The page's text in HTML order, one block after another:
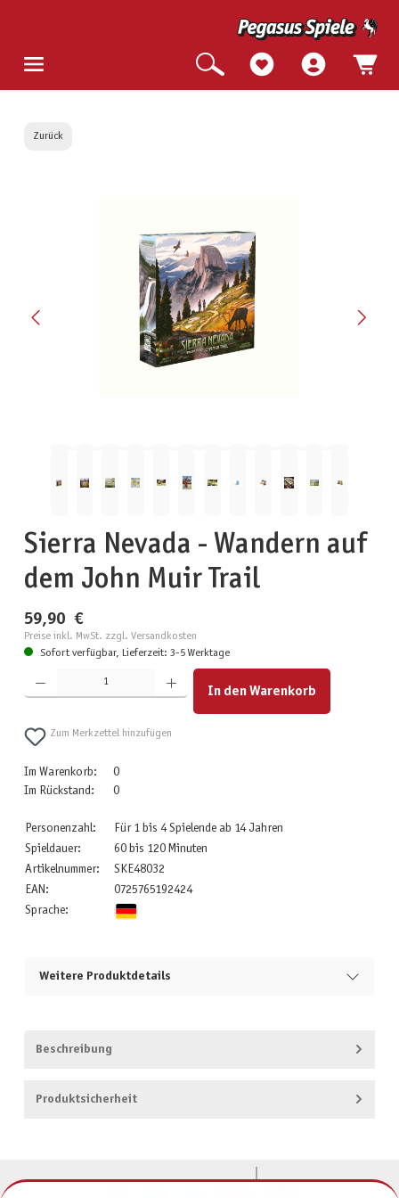
Zurück
Sierra Nevada - Wandern auf
dem John Muir Trail
59,90 €
Preise inkl. MwSt. zzgl. Versandkosten
Sofort verfügbar, Lieferzeit: 3-5 Werktage
Produkt Anzahl: Gib den gewünschten Wert ein oder benutze die Schaltflächen um die Anzahl zu
In den Warenkorb
Zum Merkzettel hinzufügen
Im Warenkorb:
0
Im Rückstand:
0
Personenzahl:
Für 1 bis 4 Spielende ab 14 Jahren
Spieldauer:
60 bis 120 Minuten
Artikelnummer:
SKE48032
EAN:
0725765192424
Sprache:
Weitere Produktdetails
Beschreibung
Produktsicherheit